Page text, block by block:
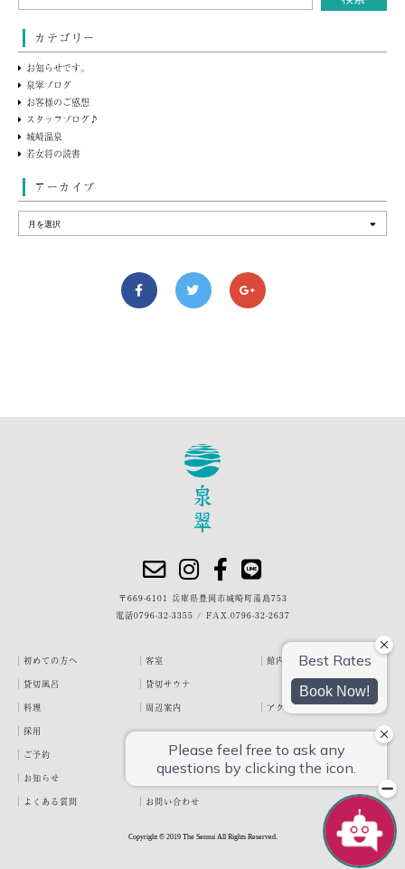
カテゴリー
お知らせです。
泉翠ブログ
お客様のご感想
スタッフブログ♪
城崎温泉
若女将の読書
アーカイブ
〒669-6101 兵庫県豊岡市城崎町湯島753
電話0796-32-3355 / FAX.0796-32-2637
初めての方へ 客室
館内・施設
貸切風呂
貸切サウナ
料理
周辺案内
アクセス
採用
ご予約
宿泊約款
プライバシーポリシー
お知らせ
お客様の声
泉翠ブログ
よくある質問
お問い合わせ
Copyright © 2019 The Sensui All Rights Reserved.